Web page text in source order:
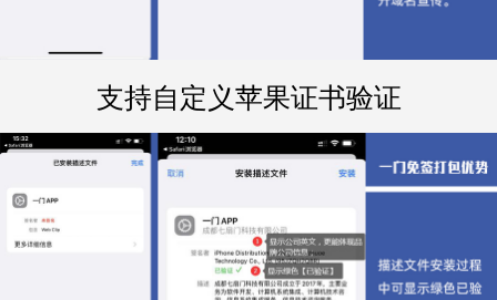
支持自定义苹果证书验证